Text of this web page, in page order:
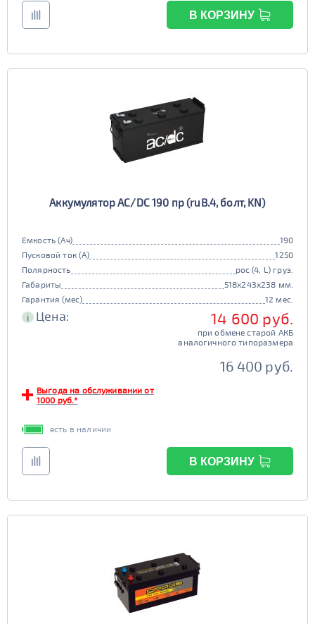
В КОРЗИНУ
Аккумулятор AC/DC 190 пр (ruB.4, болт, KN)
Емкость (Ач)
190
Пусковой ток (А)
1250
Полярность
рос (4, L) груз.
Габариты
518x243x238 мм.
Гарантия (мес)
12 мес.
i Цена: 14 600 руб.
при обмене старой АКБ
аналогичного типоразмера
16 400 руб.
Выгода на обслуживании от
1000 руб.*
есть в наличии
В КОРЗИНУ